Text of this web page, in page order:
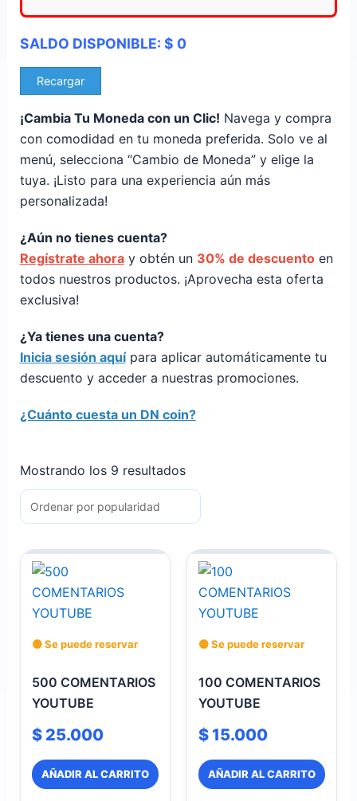
SALDO DISPONIBLE: $ 0
Recargar
¡Cambia Tu Moneda con un Clic! Navega y compra
con comodidad en tu moneda preferida. Solo ve al
menú, selecciona “Cambio de Moneda” y elige la
tuya. ¡Listo para una experiencia aún más
personalizada!
¿Aún no tienes cuenta?
Regístrate ahoray obtén un 30% de descuentoen
todos nuestros productos. ¡Aprovecha esta oferta
exclusiva!
¿Ya tienes una cuenta?
Inicia sesión aquípara aplicar automáticamente tu
descuento y acceder a nuestras promociones.
¿Cuánto cuesta un DN coin?
Mostrando los 9 resultados
🟡 Se puede reservar
500 COMENTARIOS
YOUTUBE
$25.000
AÑADIR AL CARRITO
🟡 Se puede reservar
100 COMENTARIOS
YOUTUBE
$ 15.000
AÑADIR AL CARRITO